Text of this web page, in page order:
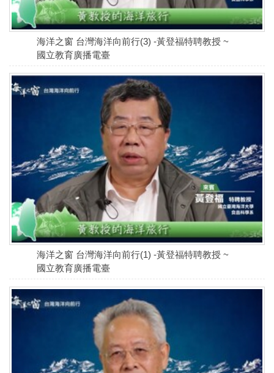
海洋之窗 台灣海洋向前行(3) -黃登福特聘教授 ~
國立教育廣播電臺
海洋之窗 台灣海洋向前行(1) -黃登福特聘教授 ~
國立教育廣播電臺